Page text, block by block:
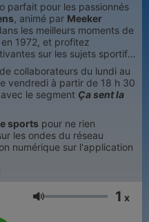
parfait pour les passionnés
, animé par Meeker
les meilleurs moments de
1972, et profitez
sur les sujets sportifs
collaborateurs du lundi au
vendredi à partir de 18 h 30
le segment Ça sent la
sports pour ne rien
les ondes du réseau
numérique sur l'application
Volume 1 x